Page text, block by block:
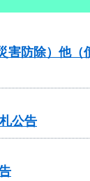
害防除）他
公告